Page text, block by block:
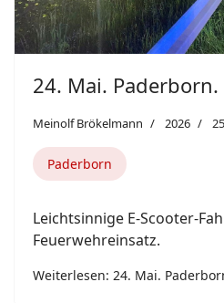
Previous
21. Mai. Bad
Meinolf Brökelmann 2026
Bad Lippspringe
Ein brennender
eines Mehrfamilienhauses
einen Einsatz der Bad